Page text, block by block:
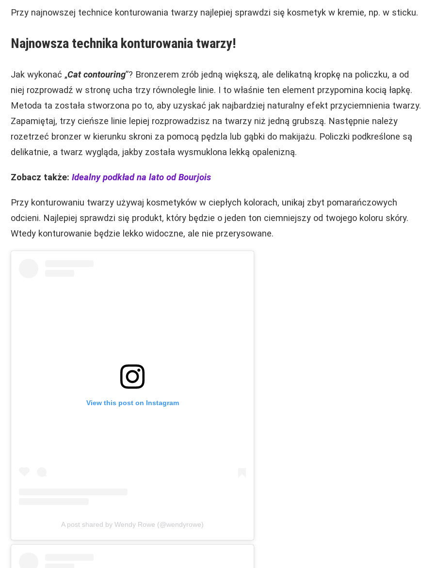
Przy najnowszej technice konturowania twarzy najlepiej sprawdzi się kosmetyk w kremie, np. w sticku.
Najnowsza technika konturowania twarzy!
Jak wykonać „Cat contouring”? Bronzerem zrób jedną większą, ale delikatną kropkę na policzku, a od
niej rozprowadź w stronę ucha trzy równoległe linie. I to właśnie ten element przypomina kocią łapkę.
Metoda ta została stworzona po to, aby uzyskać jak najbardziej naturalny efekt przyciemnienia twarzy.
Zapamiętaj, trzy cieńsze linie lepiej rozprowadzisz na twarzy niż jedną grubszą. Następnie należy
rozetrzeć bronzer w kierunku skroni za pomocą pędzla lub gąbki do makijażu. Policzki podkreślone są
delikatnie, a twarz wygląda, jakby została wysmuklona lekką opalenizną.
Zobacz także: Idealny podkład na lato od Bourjois
Przy konturowaniu twarzy używaj kosmetyków w ciepłych kolorach, unikaj zbyt pomarańczowych
odcieni. Najlepiej sprawdzi się produkt, który będzie o jeden ton ciemniejszy od twojego koloru skóry.
Wtedy konturowanie będzie lekko widoczne, ale nie przerysowane.
View this post on Instagram
A post shared by Wendy Rowe (@wendyrowe)